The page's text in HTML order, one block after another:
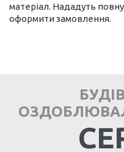
матеріал. Нададуть
оформити замовлення.